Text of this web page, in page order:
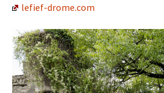
lefief-drome.com